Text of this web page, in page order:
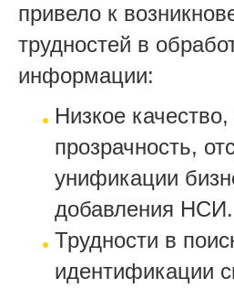
привело к
трудностей в
информации:
Низкое качество,
прозрачность,
унификации
добавления НСИ.
Трудности в
идентификации